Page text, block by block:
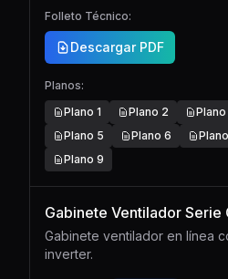
Folleto Técnico:
Descargar PDF
Planos:
Plano 1 Plano 2 Plano
Plano 5 Plano 6 Plano
Plano 9
Gabinete Ventilador Serie
Gabinete ventilador en línea
inverter.